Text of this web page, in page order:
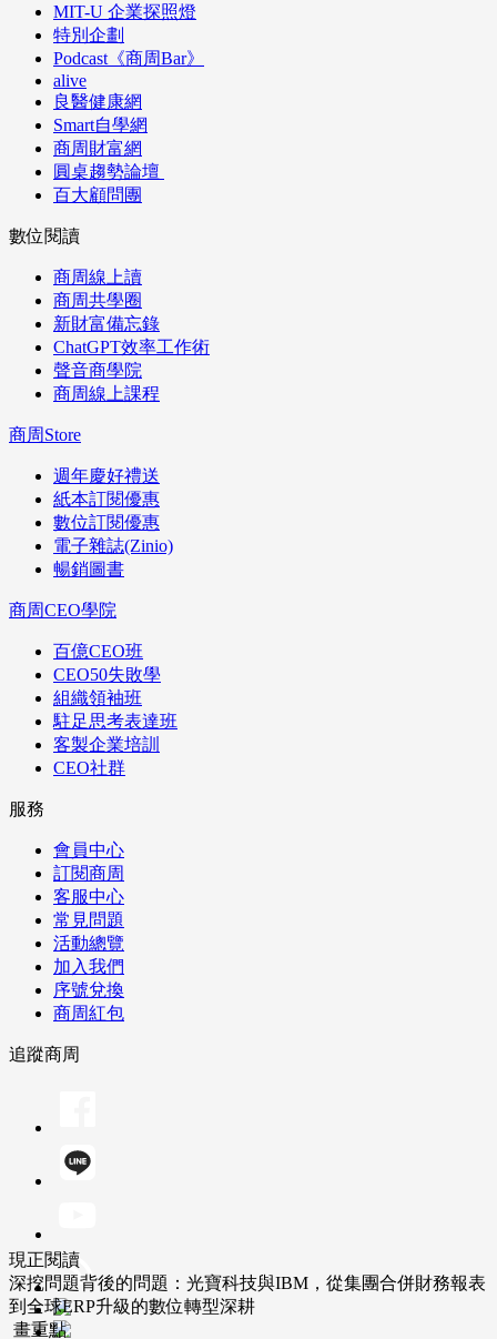
MIT-U 企業探照燈
特別企劃
Podcast《商周Bar》
alive
良醫健康網
Smart自學網
商周財富網
圓桌趨勢論壇
百大顧問團
數位閱讀
商周線上讀
商周共學圈
新財富備忘錄
ChatGPT效率工作術
聲音商學院
商周線上課程
商周Store
週年慶好禮送
紙本訂閱優惠
數位訂閱優惠
電子雜誌(Zinio)
暢銷圖書
商周CEO學院
百億CEO班
CEO50失敗學
組織領袖班
駐足思考表達班
客製企業培訓
CEO社群
服務
會員中心
訂閱商周
客服中心
常見問題
活動總覽
加入我們
序號兌換
商周紅包
追蹤商周
現正閱讀
深挖問題背後的問題：光寶科技與IBM，從集團合併財務報表
到全球ERP升級的數位轉型深耕
畫重點